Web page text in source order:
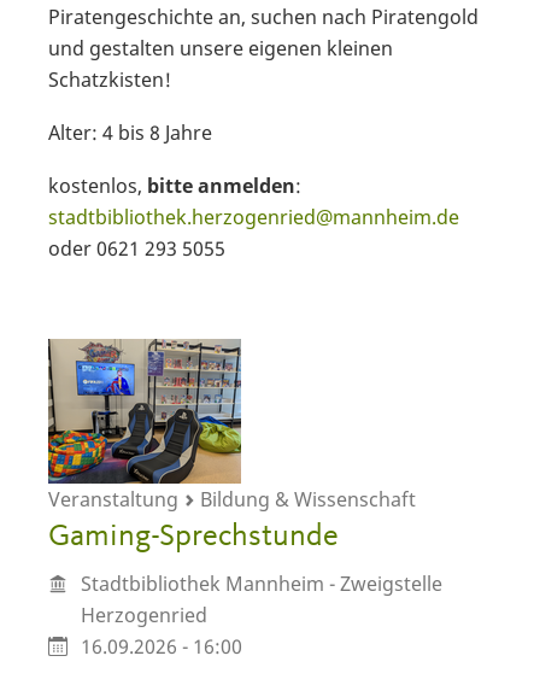
Piratengeschichte an, suchen nach Piratengold
und gestalten unsere eigenen kleinen
Schatzkisten!
Alter: 4 bis 8 Jahre
kostenlos, bitte anmelden:
stadtbibliothek.herzogenried@mannheim.de
oder 0621 293 5055
Veranstaltung Bildung & Wissenschaft
Gaming-Sprechstunde
Stadtbibliothek Mannheim - Zweigstelle
Herzogenried
16.09.2026 - 16:00